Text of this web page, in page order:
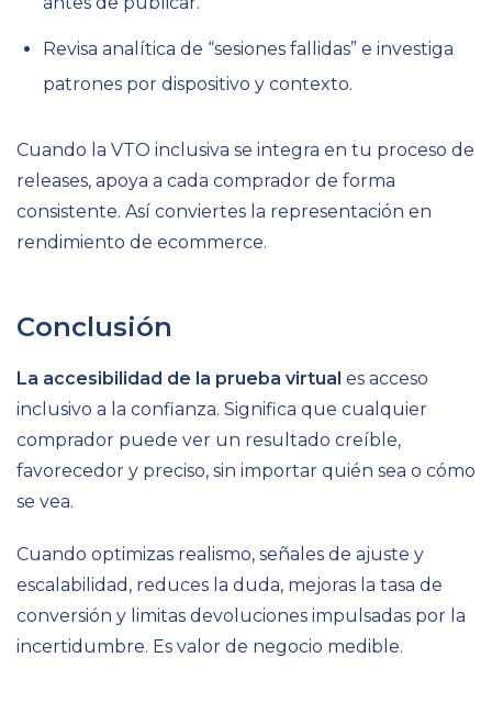
Revisa analítica de “sesiones fallidas” e investiga
patrones por dispositivo y contexto.
Cuando la VTO inclusiva se integra en tu proceso de
releases, apoya a cada comprador de forma
consistente. Así conviertes la representación en
rendimiento de ecommerce.
Conclusión
La accesibilidad de la prueba virtual es acceso
inclusivo a la confianza. Significa que cualquier
comprador puede ver un resultado creíble,
favorecedor y preciso, sin importar quién sea o cómo
se vea.
Cuando optimizas realismo, señales de ajuste y
escalabilidad, reduces la duda, mejoras la tasa de
conversión y limitas devoluciones impulsadas por la
incertidumbre. Es valor de negocio medible.